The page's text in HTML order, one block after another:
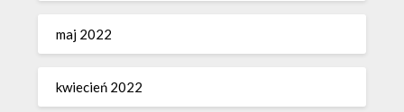
maj 2022
kwiecień 2022